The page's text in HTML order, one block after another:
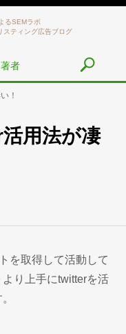
るSEMラボ
スティング広告ブログ
著者
！
用法が凄
を取得して活動して
り上手にtwitterを活